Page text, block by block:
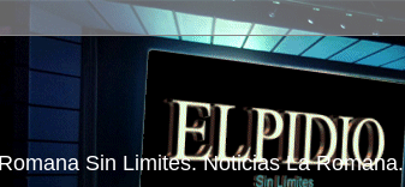
Sin Limites. Noticias La Romana.